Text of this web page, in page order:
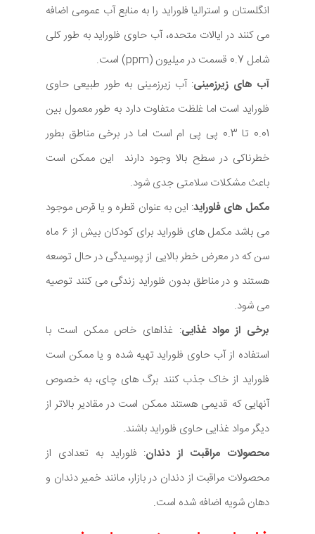
انگلستان و استرالیا فلوراید را به منابع آب عمومی اضافه
می کنند در ایالات متحده، آب حاوی فلوراید به طور کلی
شامل 0.7 قسمت در میلیون (ppm) است.
آب های زیرزمینی: آب زیرزمینی به طور طبیعی حاوی
فلوراید است اما غلظت متفاوت دارد به طور معمول بین
0.01 تا 0.3 پی پی ام است اما در برخی مناطق بطور
خطرناکی در سطح بالا وجود دارند این ممکن است
باعث مشکلات سلامتی جدی شود.
مکمل های فلوراید: این به عنوان قطره و یا قرص موجود
می باشد مکمل های فلوراید برای کودکان بیش از 6 ماه
سن که در معرض خطر بالایی از پوسیدگی در حال توسعه
هستند و در مناطق بدون فلوراید زندگی می کنند توصیه
می شود.
برخی از مواد غذایی: غذاهای خاص ممکن است با
استفاده از آب حاوی فلوراید تهیه شده و یا ممکن است
فلوراید از خاک جذب کنند برگ های چای، به خصوص
آنهایی که قدیمی هستند ممکن است در مقادیر بالاتر از
دیگر مواد غذایی حاوی فلوراید باشند.
محصولات مراقبت از دندان: فلوراید به تعدادی از
محصولات مراقبت از دندان در بازار، مانند خمیر دندان و
دهان شویه اضافه شده است.